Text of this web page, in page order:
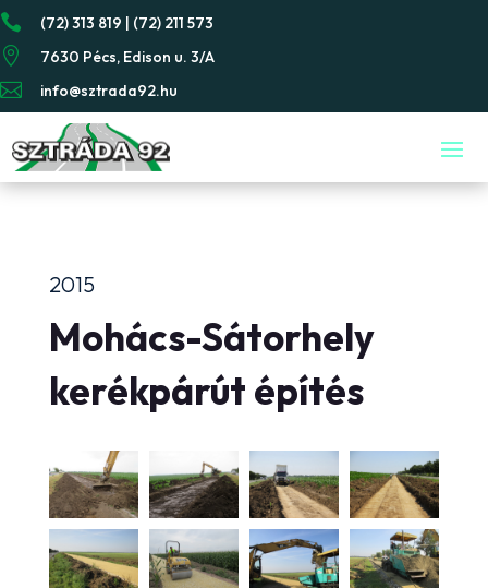
 (72) 313 819 | (72) 211 573
 7630 Pécs, Edison u. 3/A
 info@sztrada92.hu
2015
Mohács-Sátorhely
kerékpárút építés